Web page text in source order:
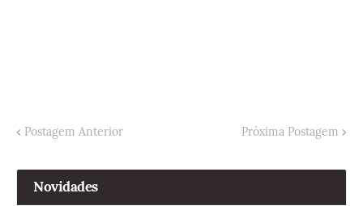
Postagem Anterior Próxima Postagem
Novidades